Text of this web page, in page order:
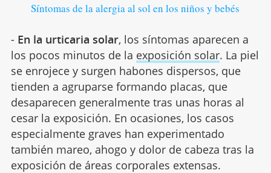
Síntomas de la alergia al sol en los niños y bebés
- En la urticaria solar, los síntomas aparecen a
los pocos minutos de la exposición solar. La piel
se enrojece y surgen habones dispersos, que
tienden a agruparse formando placas, que
desaparecen generalmente tras unas horas al
cesar la exposición. En ocasiones, los casos
especialmente graves han experimentado
también mareo, ahogo y dolor de cabeza tras la
exposición de áreas corporales extensas.